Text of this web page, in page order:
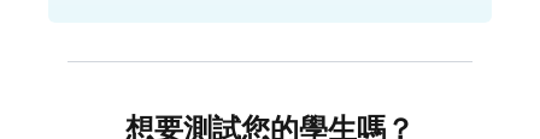
想要測試您的學生嗎？